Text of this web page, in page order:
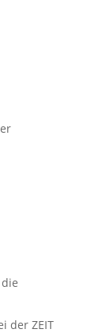
der ZEIT